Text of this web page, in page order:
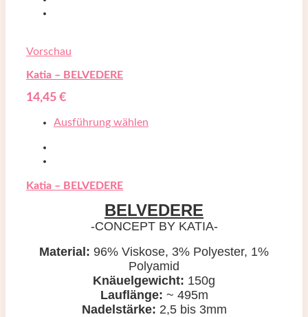
Vorschau
Katia – BELVEDERE
14,45 €
Ausführung wählen
Katia – BELVEDERE
BELVEDERE
-CONCEPT BY KATIA-
Material: 96% Viskose, 3% Polyester, 1%
Polyamid
Knäuelgewicht: 150g
Lauflänge: ~ 495m
Nadelstärke: 2,5 bis 3mm